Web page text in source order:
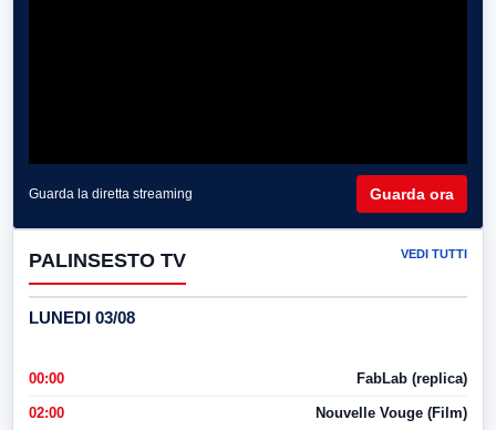
Guarda la diretta streaming Guarda ora
PALINSESTO TV VEDI TUTTI
LUNEDI 03/08
00:00 FabLab (replica)
02:00 Nouvelle Vouge (Film)